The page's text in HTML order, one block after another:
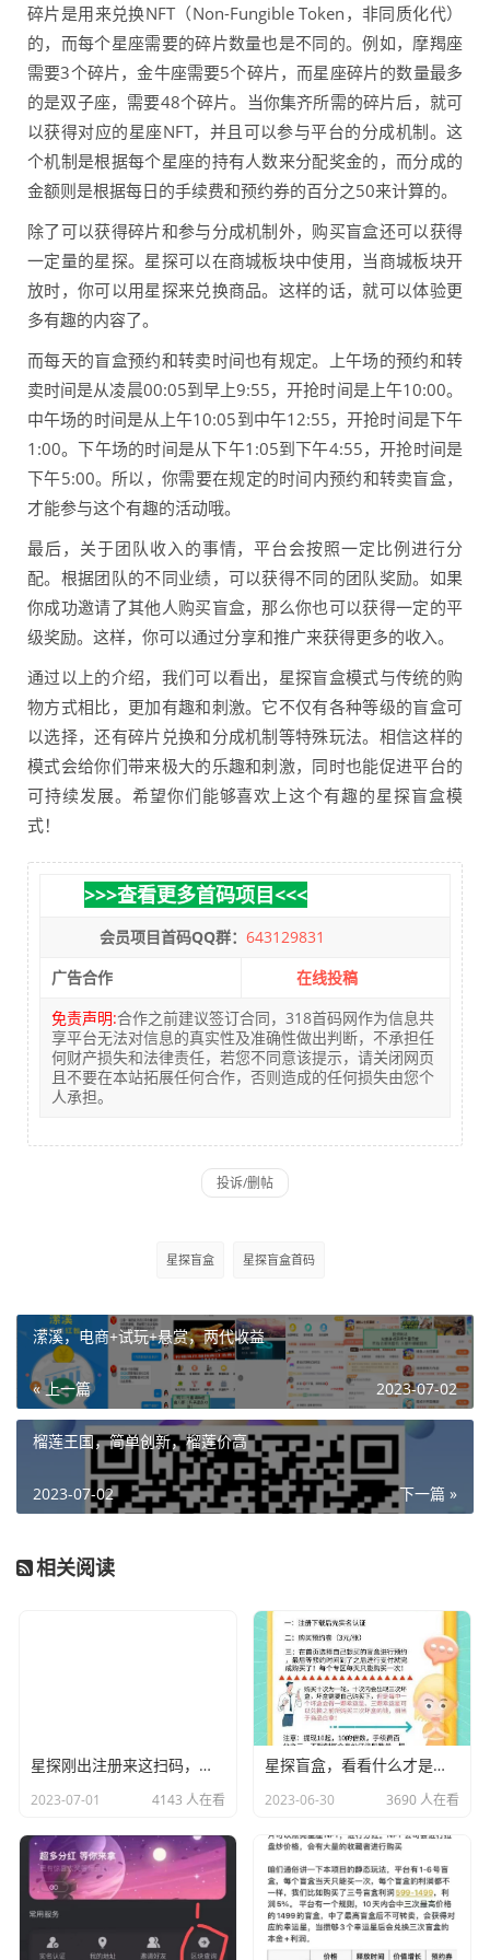
碎片是用来兑换NFT（Non-Fungible Token，非同质化代）
的，而每个星座需要的碎片数量也是不同的。例如，摩羯座
需要3个碎片，金牛座需要5个碎片，而星座碎片的数量最多
的是双子座，需要48个碎片。当你集齐所需的碎片后，就可
以获得对应的星座NFT，并且可以参与平台的分成机制。这
个机制是根据每个星座的持有人数来分配奖金的，而分成的
金额则是根据每日的手续费和预约券的百分之50来计算的。
除了可以获得碎片和参与分成机制外，购买盲盒还可以获得
一定量的星探。星探可以在商城板块中使用，当商城板块开
放时，你可以用星探来兑换商品。这样的话，就可以体验更
多有趣的内容了。
而每天的盲盒预约和转卖时间也有规定。上午场的预约和转
卖时间是从凌晨00:05到早上9:55，开抢时间是上午10:00。
中午场的时间是从上午10:05到中午12:55，开抢时间是下午
1:00。下午场的时间是从下午1:05到下午4:55，开抢时间是
下午5:00。所以，你需要在规定的时间内预约和转卖盲盒，
才能参与这个有趣的活动哦。
最后，关于团队收入的事情，平台会按照一定比例进行分
配。根据团队的不同业绩，可以获得不同的团队奖励。如果
你成功邀请了其他人购买盲盒，那么你也可以获得一定的平
级奖励。这样，你可以通过分享和推广来获得更多的收入。
通过以上的介绍，我们可以看出，星探盲盒模式与传统的购
物方式相比，更加有趣和刺激。它不仅有各种等级的盲盒可
以选择，还有碎片兑换和分成机制等特殊玩法。相信这样的
模式会给你们带来极大的乐趣和刺激，同时也能促进平台的
可持续发展。希望你们能够喜欢上这个有趣的星探盲盒模
式！
>>>查看更多首码项目<<<
会员项目首码QQ群： 643129831
广告合作
在线投稿
免责声明:合作之前建议签订合同，318首码网作为信息共
享平台无法对信息的真实性及准确性做出判断，不承担任
何财产损失和法律责任，若您不同意该提示，请关闭网页
且不要在本站拓展任何合作，否则造成的任何损失由您个
人承担。
星探盲盒 星探盲盒首码
潆溪，电商+试玩+悬赏，两代收益
« 上一篇 2023-07-02
榴莲王国，简单创新，榴莲价高
下一篇 »
2023-07-02
相关阅读
星探刚出注册来这扫码，超高爆率！惊喜连连！
2023-07-01 4143 人在看
星探盲盒，看看什么才是年中神盘，高扶持，欢迎对接
2023-06-30 3690 人在看